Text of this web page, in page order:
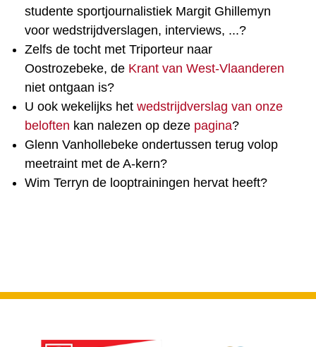
studente sportjournalistiek Margit Ghillemyn
voor wedstrijdverslagen, interviews, ...?
Zelfs de tocht met Triporteur naar
Oostrozebeke, de Krant van West-Vlaanderen
niet ontgaan is?
U ook wekelijks het wedstrijdverslag van onze
beloften kan nalezen op deze pagina?
Glenn Vanhollebeke ondertussen terug volop
meetraint met de A-kern?
Wim Terryn de looptrainingen hervat heeft?